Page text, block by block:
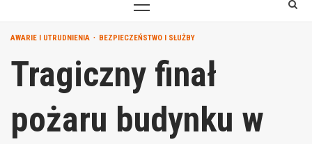
PRIMARY
AWARIE I UTRUDNIENIA BEZPIECZEŃSTWO I SŁUŻBY
Tragiczny finał
pożaru budynku w